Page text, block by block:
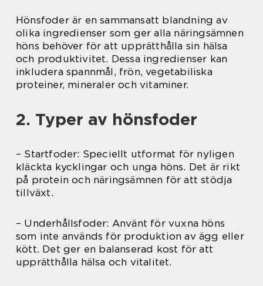
Hönsfoder är en sammansatt blandning av
olika ingredienser som ger alla näringsämnen
höns behöver för att upprätthålla sin hälsa
och produktivitet. Dessa ingredienser kan
inkludera spannmål, frön, vegetabiliska
proteiner, mineraler och vitaminer.
2. Typer av hönsfoder
– Startfoder: Speciellt utformat för nyligen
kläckta kycklingar och unga höns. Det är rikt
på protein och näringsämnen för att stödja
tillväxt.
– Underhållsfoder: Använt för vuxna höns
som inte används för produktion av ägg eller
kött. Det ger en balanserad kost för att
upprätthålla hälsa och vitalitet.